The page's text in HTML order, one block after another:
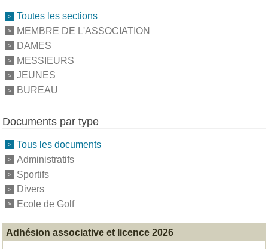
Toutes les sections
MEMBRE DE L'ASSOCIATION
DAMES
MESSIEURS
JEUNES
BUREAU
Documents par type
Tous les documents
Administratifs
Sportifs
Divers
Ecole de Golf
Adhésion associative et licence 2026